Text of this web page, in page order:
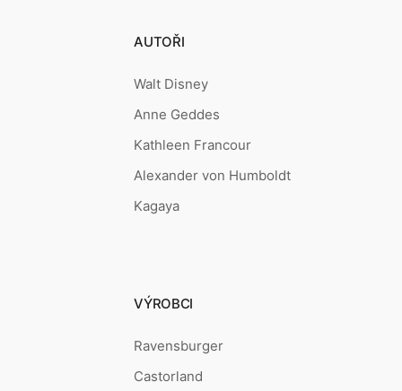
AUTOŘI
Walt Disney
Anne Geddes
Kathleen Francour
Alexander von Humboldt
Kagaya
VÝROBCI
Ravensburger
Castorland